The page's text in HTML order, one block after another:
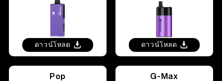
คำถามที่พบบ่อย
Españolดาวน์โหลด ดาวน์โหลด
Pop G-Max